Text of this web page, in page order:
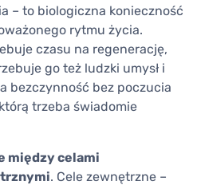
– to biologiczna konieczność
rytmu życia.
czasu na regenerację,
go też ludzki umysł i
bezczynność bez poczucia
trzeba świadomie
między celami
. Cele zewnętrzne –